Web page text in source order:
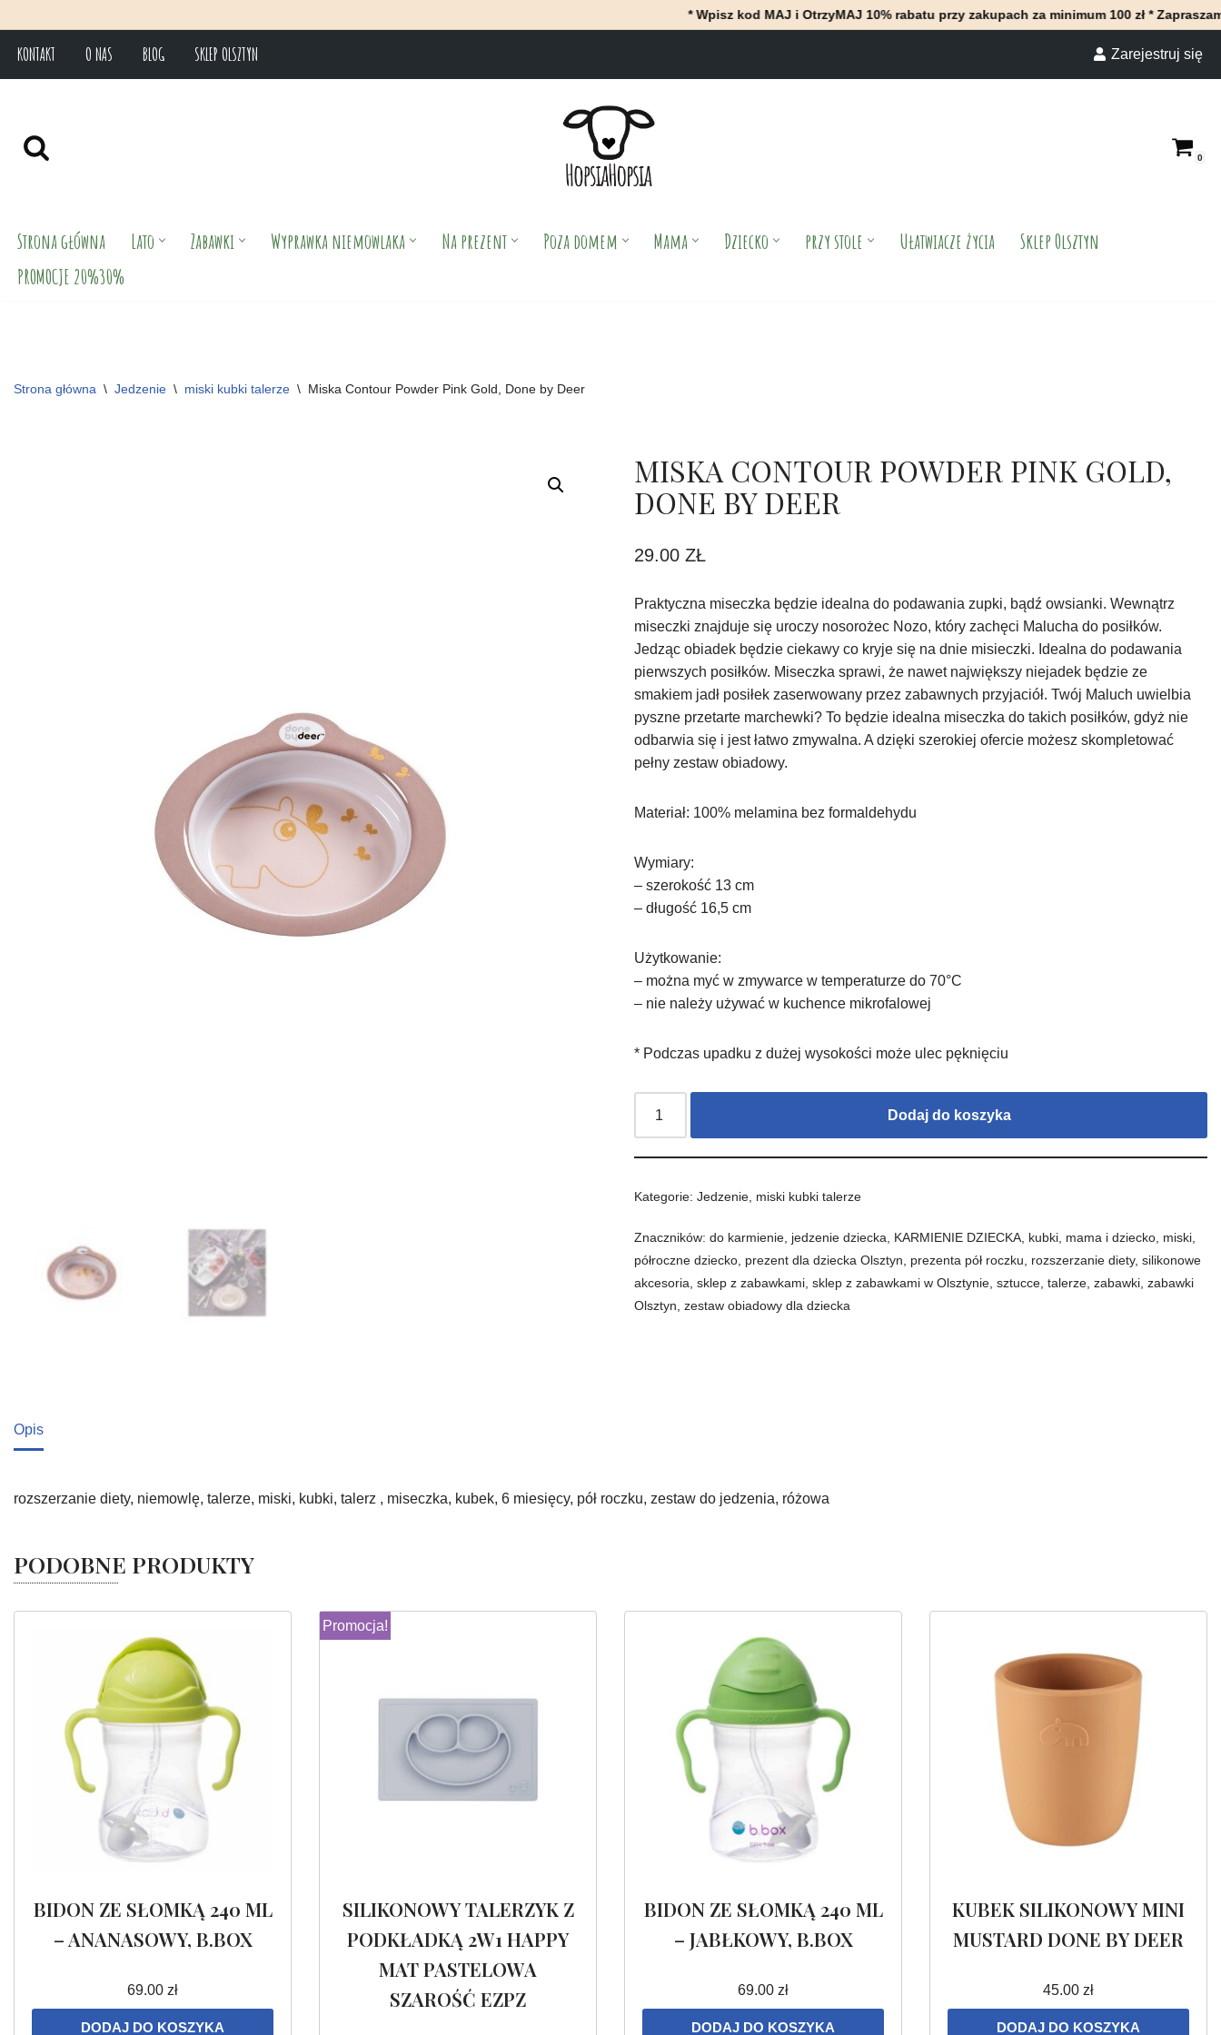
* Wpisz kod MAJ i OtrzyMAJ 10% rabatu przy zakupach za minimum 100 zł * Zapraszamy do
Przejdź
KONTAKT O NAS BLOG SKLEP OLSZTYN Zarejestruj się
0
Strona główna Lato Zabawki Wyprawka niemowlaka Na prezent Poza domem Mama Dziecko przy stole Ułatwiacze życia
Sklep Olsztyn
PROMOCJE 20%30%
Strona główna \ Jedzenie \ miski kubki talerze \ Miska Contour Powder Pink Gold, Done by Deer
MISKA CONTOUR POWDER PINK GOLD,
DONE BY DEER
29.00ZŁ
Praktyczna miseczka będzie idealna do podawania zupki, bądź owsianki. Wewnątrz
miseczki znajduje się uroczy nosorożec Nozo, który zachęci Malucha do posiłków.
Jedząc obiadek będzie ciekawy co kryje się na dnie misieczki. Idealna do podawania
pierwszych posiłków. Miseczka sprawi, że nawet największy niejadek będzie ze
smakiem jadł posiłek zaserwowany przez zabawnych przyjaciół. Twój Maluch uwielbia
pyszne przetarte marchewki? To będzie idealna miseczka do takich posiłków, gdyż nie
odbarwia się i jest łatwo zmywalna. A dzięki szerokiej ofercie możesz skompletować
pełny zestaw obiadowy.
Materiał: 100% melamina bez formaldehydu
Wymiary:
– szerokość 13 cm
– długość 16,5 cm
Użytkowanie:
– można myć w zmywarce w temperaturze do 70°C
– nie należy używać w kuchence mikrofalowej
* Podczas upadku z dużej wysokości może ulec pęknięciu
Dodaj do koszyka
Kategorie:Jedzenie miski kubki talerze
Znaczników:do karmienie jedzenie dziecka KARMIENIE DZIECKA kubki mama i dziecko miski
półroczne dziecko prezent dla dziecka Olsztyn prezenta pół roczku rozszerzanie diety,silikonowe
akcesoria ,sklep z zabawkami ,sklep z zabawkami w Olsztynie ,sztucce ,talerze ,zabawki ,zabawki
Olsztyn ,zestaw obiadowy dla dziecka
Opis
rozszerzanie diety, niemowlę, talerze, miski, kubki, talerz , miseczka, kubek, 6 miesięcy, pół roczku, zestaw do jedzenia, różowa
PODOBNE PRODUKTY
BIDON ZE SŁOMKĄ 240 ML
– ANANASOWY, B.BOX
69.00 zł
DODAJ DO KOSZYKA
Promocja!
SILIKONOWY TALERZYK Z
PODKŁADKĄ 2W1 HAPPY
MAT PASTELOWA
SZAROŚĆ EZPZ
BIDON ZE SŁOMKĄ 240 ML
– JABŁKOWY, B.BOX
69.00 zł
DODAJ DO KOSZYKA
KUBEK SILIKONOWY MINI
MUSTARD DONE BY DEER
45.00 zł
DODAJ DO KOSZYKA